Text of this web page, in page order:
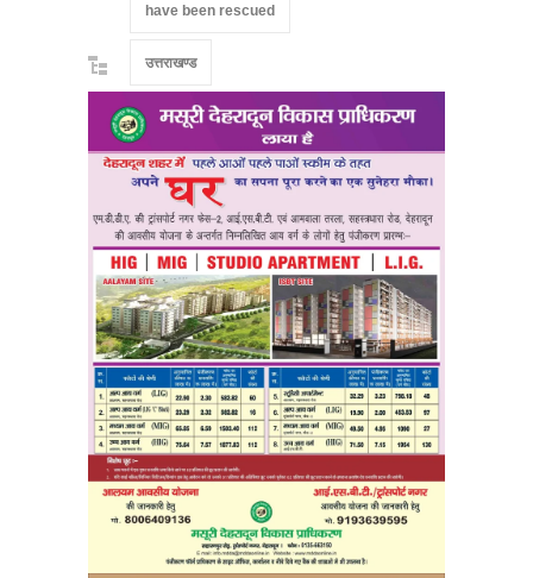
have been rescued
उत्तराखण्ड